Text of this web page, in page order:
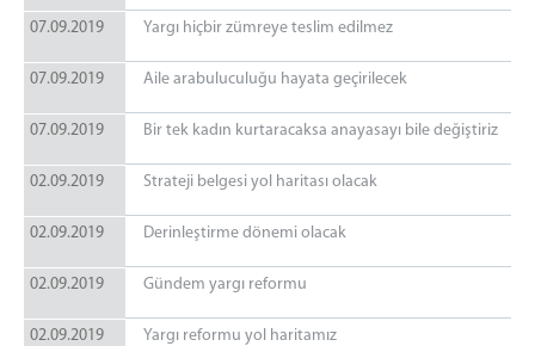
07.09.2019 Yargı hiçbir zümreye teslim edilmez
07.09.2019 Aile arabuluculuğu hayata geçirilecek
07.09.2019 Bir tek kadın kurtaracaksa anayasayı bile değiştiriz
02.09.2019 Strateji belgesi yol haritası olacak
02.09.2019 Derinleştirme dönemi olacak
02.09.2019 Gündem yargı reformu
02.09.2019 Yargı reformu yol haritamız